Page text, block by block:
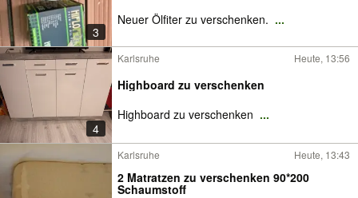
3
Neuer Ölfiter zu verschenken. ...
4
Karlsruhe Heute, 13:56
Highboard zu verschenken
Highboard zu verschenken ...
Karlsruhe Heute, 13:43
2 Matratzen zu verschenken 90*200
Schaumstoff